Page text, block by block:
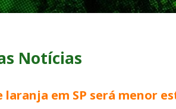
Notícias
laranja em SP será menor